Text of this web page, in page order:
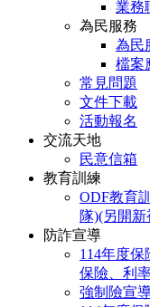
業務
為民服務
為民
檔案
常見問題
文件下載
活動報名
交流天地
民意信箱
教育訓練
ODF教育
隊)(另開新
防詐宣導
114年度
保險、利
強制險宣